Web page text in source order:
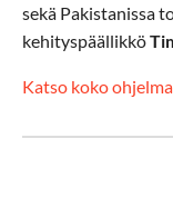
sekä Pakistanissa
kehityspäällikkö
Katso koko